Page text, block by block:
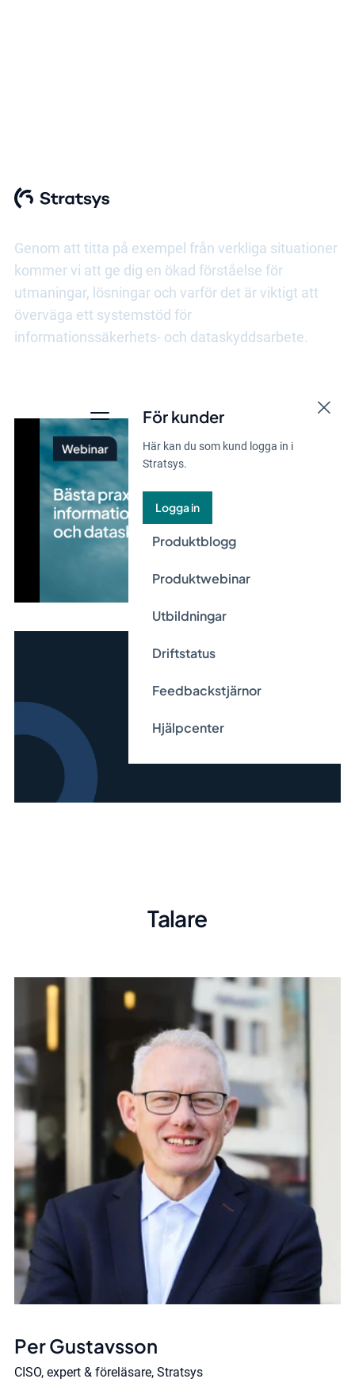
För kunder
Här kan du som kund logga in i
Stratsys.
Logga in
Produktblogg
Produktwebinar
Utbildningar
Driftstatus
Feedbackstjärnor
Hjälpcenter
informationshantering
Genom att titta på exempel från verkliga situationer
kommer vi att ge dig en ökad förståelse för
utmaningar, lösningar och varför det är viktigt att
överväga ett systemstöd för
informationssäkerhets- och dataskyddsarbete.
Talare
Per Gustavsson
CISO, expert & föreläsare, Stratsys